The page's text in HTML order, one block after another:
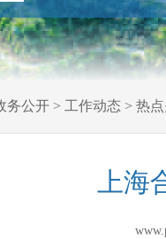
务公开> 工作动态 > 热
上